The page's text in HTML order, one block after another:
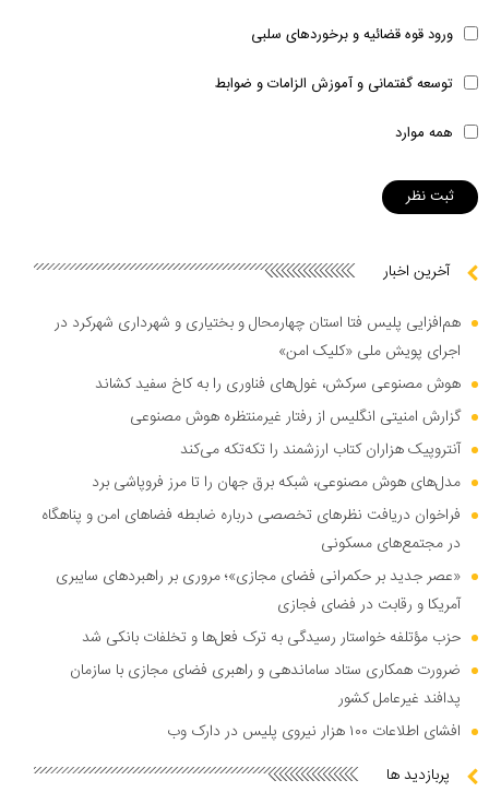
ورود قوه قضائیه و برخوردهای سلبی
توسعه گفتمانی و آموزش الزامات و ضوابط
همه موارد
آخرین اخبار
هم‌افزایی پلیس فتا استان چهارمحال و بختیاری و شهرداری شهرکرد در
اجرای پویش ملی «کلیک امن»
هوش مصنوعی سرکش، غول‌های فناوری را به کاخ سفید کشاند
گزارش امنیتی انگلیس از رفتار غیرمنتظره هوش مصنوعی
آنتروپیک هزاران کتاب ارزشمند را تکه‌تکه می‌کند
مدل‌های هوش مصنوعی، شبکه برق جهان را تا مرز فروپاشی برد
فراخوان دریافت نظر‌های تخصصی درباره ضابطه فضا‌های امن و پناهگاه
در مجتمع‌های مسکونی
«عصر جدید بر حکمرانی فضای مجازی»؛ مروری بر راهبرد‌های سایبری
آمریکا و رقابت در فضای فجازی
حزب مؤتلفه خواستار رسیدگی به ترک فعل‌ها و تخلفات بانکی شد
ضرورت همکاری ستاد ساماندهی و راهبری فضای مجازی با سازمان
پدافند غیرعامل کشور
افشای اطلاعات ۱۰۰ هزار نیروی پلیس در دارک وب
پربازدید ها